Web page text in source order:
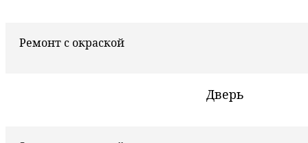
Ремонт с окраской
Дверь